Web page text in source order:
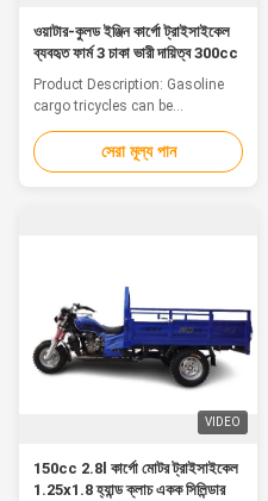
ওয়াটার-কুলড ইঞ্জিন কার্গো ট্রাইসাইকেল
ব্যবহৃত ফার্ম 3 চাকা ভারী দায়িত্ব 300cc
Product Description: Gasoline
cargo tricycles can be
customized according to your
needs. The lighting fixtures of
the entire tricycle are designed
সেরা মূল্য পান
VIDEO
150cc 2.8l কার্গো মোটর ট্রাইসাইকেল
1.25x1.8 হ্যান্ড ক্লাচ একক সিলিন্ডার